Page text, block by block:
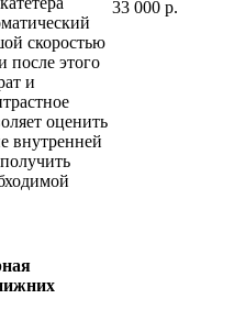
скоростью
после этого
и
оценить
внутренней
33 000 р.